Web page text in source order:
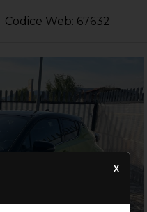
Codice Web: 67632
X